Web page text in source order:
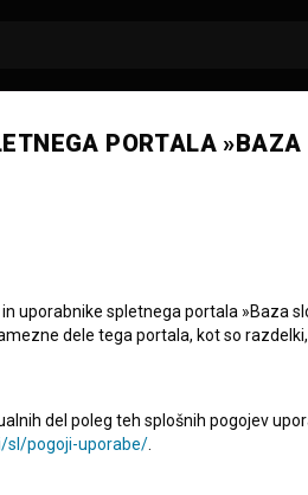
PORTALA
uporabnike spletnega portala »Baza
dele tega portala, kot so
del poleg teh splošnih pogojev
sl/pogoji-uporabe/